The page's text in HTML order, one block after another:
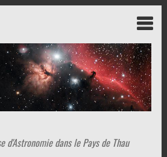
d'Astronomie dans le Pays de Thau